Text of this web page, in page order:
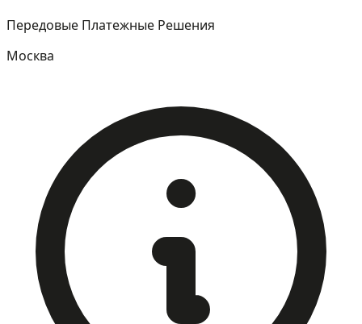
Передовые Платежные Решения
Москва